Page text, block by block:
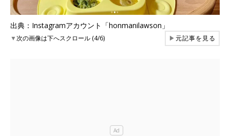
出典：Instagramアカウント「honmanilawson」
▼次の画像は下へスクロール (4/6) ▶元記事を見る